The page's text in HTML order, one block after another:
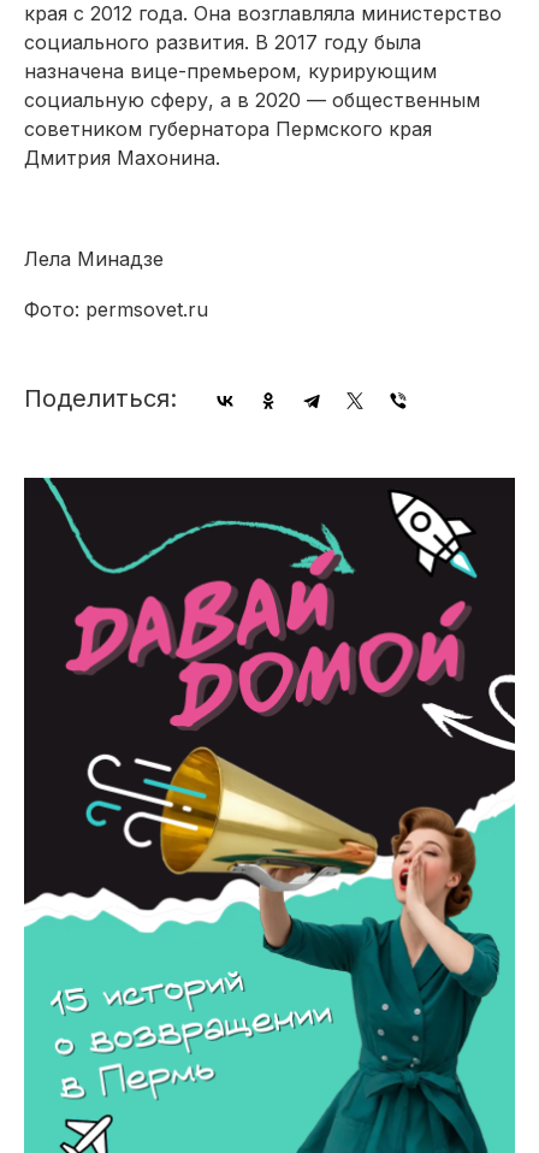
края с 2012 года. Она возглавляла министерство
социального развития. В 2017 году была
назначена вице-премьером, курирующим
социальную сферу, а в 2020 — общественным
советником губернатора Пермского края
Дмитрия Махонина.
Лела Минадзе
Фото: permsovet.ru
Поделиться: